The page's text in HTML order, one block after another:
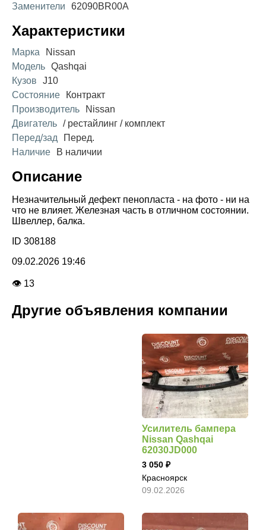
Заменители
62090BR00A
Характеристики
Марка
Nissan
Модель Qashqai
Кузов
J10
Состояние
Контракт
Производитель
Nissan
Двигатель / рестайлинг / комплект
Перед/зад
Перед.
Наличие
В наличии
Описание
Незначительный дефект пенопласта - на фото - ни на
что не влияет. Железная часть в отличном состоянии.
Швеллер, балка.
ID 308188
09.02.2026 19:46
👁 13
Другие объявления компании
Усилитель бампера
Nissan Qashqai
62030JD000
3 050
Красноярск
09.02.2026